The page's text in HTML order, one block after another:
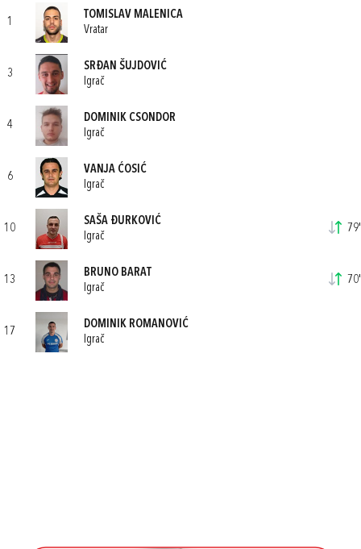
1
TOMISLAV MALENICA
Vratar
3
SRĐAN ŠUJDOVIĆ
Igrač
4
DOMINIK CSONDOR
Igrač
6
VANJA ĆOSIĆ
Igrač
10
SAŠA ĐURKOVIĆ
Igrač
79'
13
BRUNO BARAT
Igrač
70'
17
DOMINIK ROMANOVIĆ
Igrač